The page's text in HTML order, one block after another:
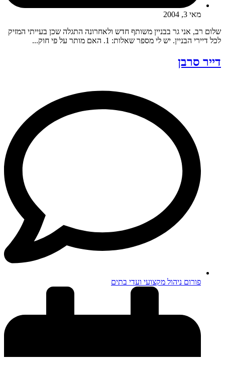
מאי 3, 2004
שלום רב, אני גר בבניין משותף חדש ולאחרונה התגלה שכן בעייתי המזיק
לכל דיירי הבניין. יש לי מספר שאלות: 1. האם מותר על פי חוק...
דייר סרבן
פורום ניהול מקצועי ועדי בתים